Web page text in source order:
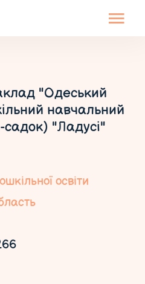
"Одеський
навчальний
"Ладусі"
освіти